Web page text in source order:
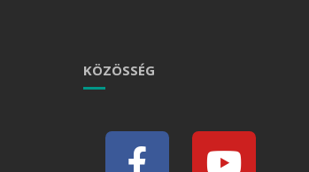
KÖZÖSSÉG